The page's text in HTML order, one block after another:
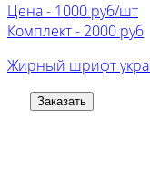
Цена - 1000 руб/шт
Комплект - 2000 руб
Жирный шрифт
Заказать